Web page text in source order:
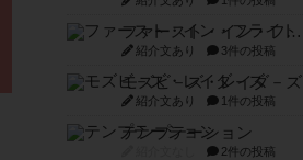
ファースト・イン・フライト
紹介文あり 3件の投稿
モズビ－ズ・レイダ－ズ
紹介文あり 1件の投稿
テンプテーション
2件の投稿